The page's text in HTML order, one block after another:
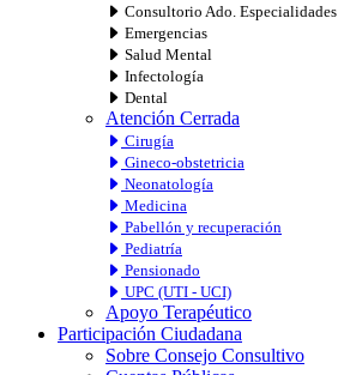
Consultorio Ado. Especialidades
Emergencias
Salud Mental
Infectología
Dental
Atención Cerrada
Cirugía
Gineco-obstetricia
Neonatología
Medicina
Pabellón y recuperación
Pediatría
Pensionado
UPC (UTI - UCI)
Apoyo Terapéutico
Participación Ciudadana
Sobre Consejo Consultivo